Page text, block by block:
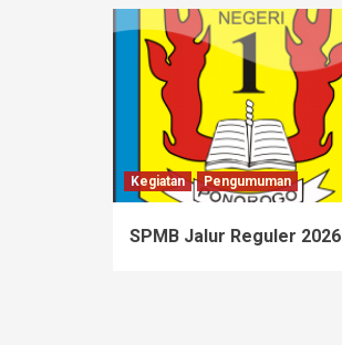
Kegiatan Pengumuman
SPMB Jalur Reguler 2026